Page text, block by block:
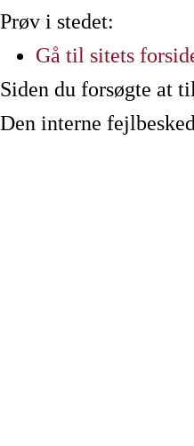
Prøv i stedet:
Gå til sitets
Siden du forsøgte at
Den interne